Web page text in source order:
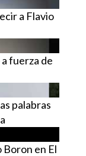
a Flavio
fuerza de
palabras
en El